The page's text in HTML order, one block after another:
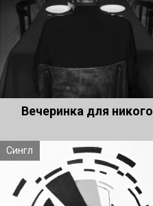
Вечеринка для никого
Сингл